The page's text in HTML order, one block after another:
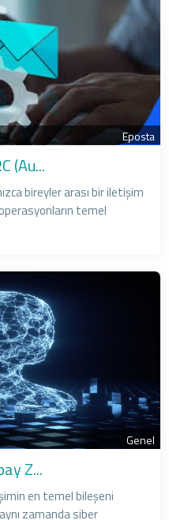
Eposta
(Au...
bireyler arası bir iletişim
temel
Genel
Z...
en temel bileşeni
zamanda siber